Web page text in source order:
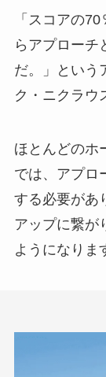
「スコアの
らアプローチ
だ。」という
ク・ニクラウ
ほとんどのホ
では、アプロ
する必要があ
アップに繋が
ようになりま